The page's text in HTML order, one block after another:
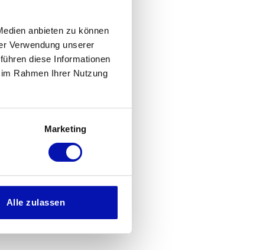
anbieten zu können
Verwendung unserer
diese Informationen
Rahmen Ihrer Nutzung
Marketing
Alle zulassen